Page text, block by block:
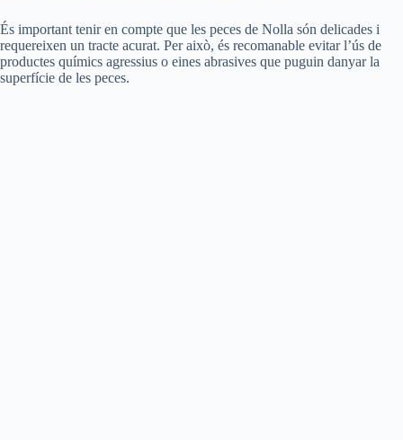
És important tenir en compte que les peces de Nolla són delicades i
requereixen un tracte acurat. Per això, és recomanable evitar l’ús de
productes químics agressius o eines abrasives que puguin danyar la
superfície de les peces.